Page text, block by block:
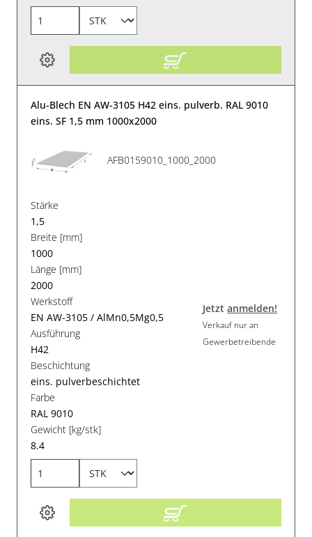
Alu-Blech EN AW-3105 H42 eins. pulverb. RAL 9010
eins. SF 1,5 mm 1000x2000
AFB0159010_1000_2000
Stärke
1,5
Breite [mm]
1000
Länge [mm]
2000
Werkstoff
EN AW-3105 / AlMn0,5Mg0,5
Ausführung
H42
Beschichtung
eins. pulverbeschichtet
Farbe
RAL 9010
Gewicht [kg/stk]
8.4
Jetztanmelden!
Verkauf nur an
Gewerbetreibende